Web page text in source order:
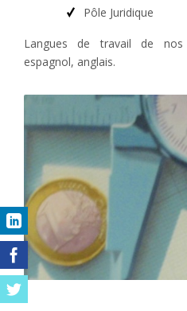
Pôle Juridique
Langues de travail de nos
espagnol, anglais.